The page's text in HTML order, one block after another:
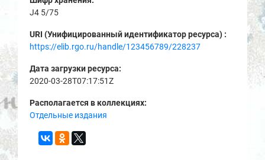
J4 5/75
URI (Унифицированный идентификатор ресурса) :
https://elib.rgo.ru/handle/123456789/228237
Дата загрузки ресурса:
2020-03-28T07:17:51Z
Располагается в коллекциях:
Отдельные издания